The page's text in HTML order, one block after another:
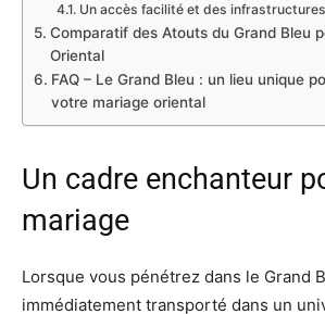
Un accès facilité et des
Comparatif des Atouts du Grand Bleu
Oriental
FAQ – Le Grand Bleu : un lieu unique
votre mariage oriental
Un cadre enchanteur
mariage
Lorsque vous pénétrez dans le Grand
immédiatement transporté dans un